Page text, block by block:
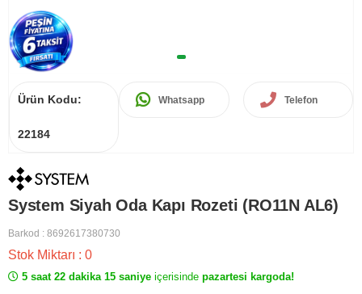
Ürün Kodu:
22184
Whatsapp Telefon
System Siyah Oda Kapı Rozeti (RO11N AL6)
Barkod : 8692617380730
Stok Miktarı : 0
5 saat 22 dakika 15 saniye içerisinde pazartesi kargoda!